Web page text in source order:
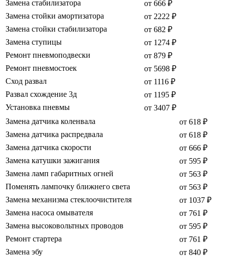
Замена стабилизатора
от 666 ₽
Замена стойки амортизатора
от 2222 ₽
Замена стойки стабилизатора
от 682 ₽
Замена ступицы
от 1274 ₽
Ремонт пневмоподвески
от 879 ₽
Ремонт пневмостоек
от 5698 ₽
Сход развал
от 1116 ₽
Развал схождение 3д
от 1195 ₽
Установка пневмы
от 3407 ₽
Замена датчика коленвала
от 618 ₽
Замена датчика распредвала
от 618 ₽
Замена датчика скорости
от 666 ₽
Замена катушки зажигания
от 595 ₽
Замена ламп габаритных огней
от 563 ₽
Поменять лампочку ближнего света
от 563 ₽
Замена механизма стеклоочистителя
от 1037 ₽
Замена насоса омывателя
от 761 ₽
Замена высоковольтных проводов
от 595 ₽
Ремонт стартера
от 761 ₽
Замена эбу
от 840 ₽